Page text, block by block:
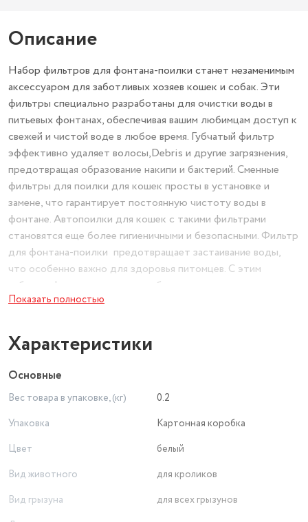
Описание
Набор фильтров для фонтана-поилки станет незаменимым
аксессуаром для заботливых хозяев кошек и собак. Эти
фильтры специально разработаны для очистки воды в
питьевых фонтанах, обеспечивая вашим любимцам доступ к
свежей и чистой воде в любое время. Губчатый фильтр
эффективно удаляет волосы,Debris и другие загрязнения,
предотвращая образование накипи и бактерий. Сменные
фильтры для поилки для кошек просты в установке и
замене, что гарантирует постоянную чистоту воды в
фонтане. Автопоилки для кошек с такими фильтрами
становятся еще более гигиеничными и безопасными. Фильтр
для фонтана-поилки предотвращает застаивание воды,
что особенно важно для здоровья питомцев. С этим
набором фильтров вы можете быть уверены, что ваш
любимец всегда будет пить чистую и свежую воду.
Показать полностью
Характеристики
Основные
Вес товара в упаковке, (кг)
0.2
Упаковка
Картонная коробка
Цвет
белый
Вид животного
для кроликов
Вид грызуна
для всех грызунов